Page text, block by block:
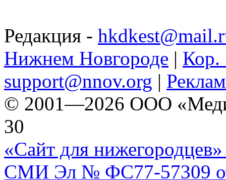
Редакция -
Нижнем Новгороде | Кор.
support@nnov.org |
© 2001—2026 ООО
30
«Сайт для нижегородцев»
СМИ Эл № ФС77-57309